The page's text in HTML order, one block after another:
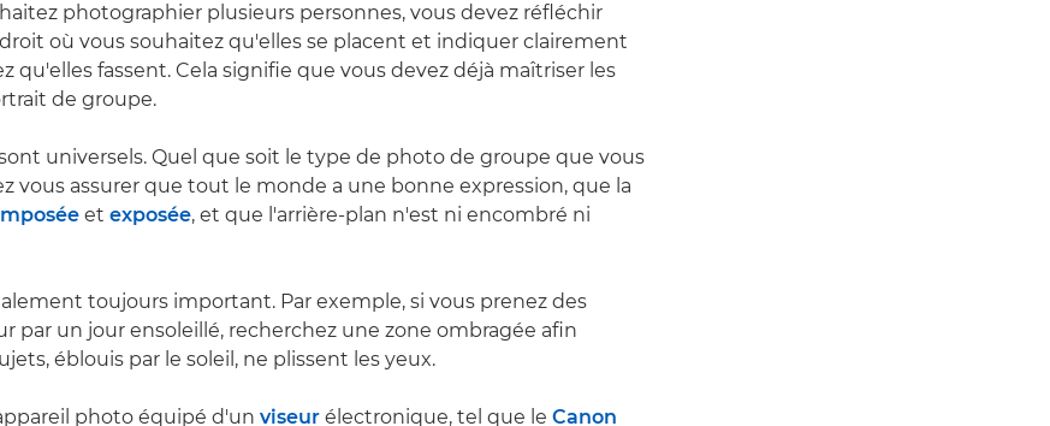
photographier plusieurs personnes, vous devez réfléchir
où vous souhaitez qu'elles se placent et indiquer clairement
qu'elles fassent. Cela signifie que vous devez déjà maîtriser les
de groupe.
universels. Quel que soit le type de photo de groupe que vous
vous assurer que tout le monde a une bonne expression, que la
et exposée, et que l'arrière-plan n'est ni encombré ni
toujours important. Par exemple, si vous prenez des
par un jour ensoleillé, recherchez une zone ombragée afin
éblouis par le soleil, ne plissent les yeux.
photo équipé d'un viseur électronique, tel que le Canon